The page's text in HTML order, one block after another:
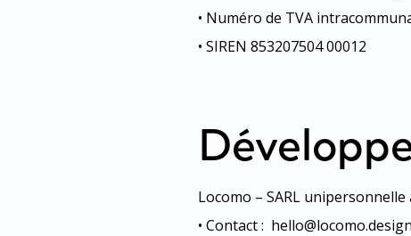
• Numéro de TVA
• SIREN 853207504 00012
Locomo – SARL
• Contact : ‬ hello@locomo.design